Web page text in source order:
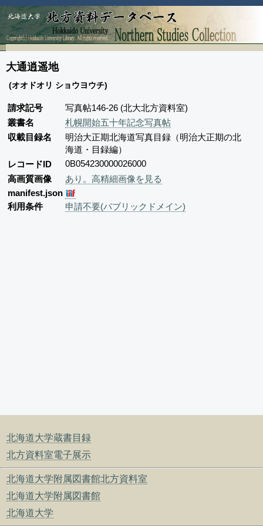
北海道大学蔵書目録
北方資料室電子展示
北海道大学附属図書館北方資料室
北海道大学附属図書館
北海道大学
大通逍遥地
(オオドオリ ショウヨウチ)
請求記号
写真帖146-26 (北大北方資料室)
叢書名
札幌開始五十年記念写真帖
収載目録名
明治大正期北海道写真目録（明治大正期の北
海道・目録編）
レコードID
0B054230000026000
高画質画像
あり。高精細画像を見る
manifest.json
利用条件
申請不要(パブリックドメイン)